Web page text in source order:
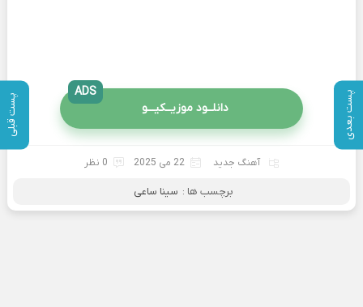
پست بعدی پست قبلی دانلــود موزیــکیـــو
ADS
آهنگ جدید 22 می 2025 0 نظر
برچسب ها : سینا ساعی